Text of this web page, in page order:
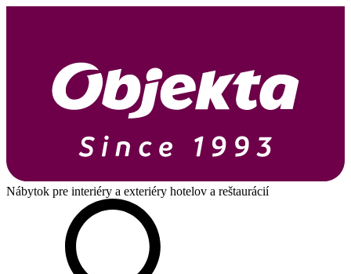
Nábytok pre interiéry a exteriéry hotelov a reštaurácií